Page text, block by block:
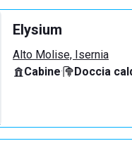
Elysium
Alto Molise, Isernia
Cabine· Doccia